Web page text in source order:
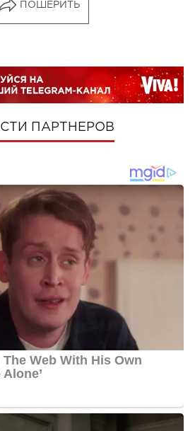
ПОШЕРИТЬ
ПАРТНЕРОВ